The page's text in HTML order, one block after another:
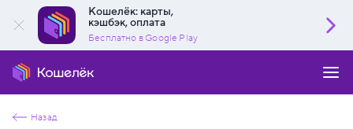
Кошелёк: карты,
кэшбэк, оплата
Бесплатно в Google Play
Назад